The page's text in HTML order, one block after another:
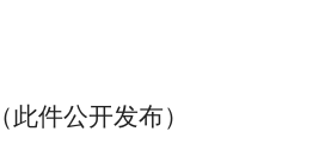
（此件公开发布）